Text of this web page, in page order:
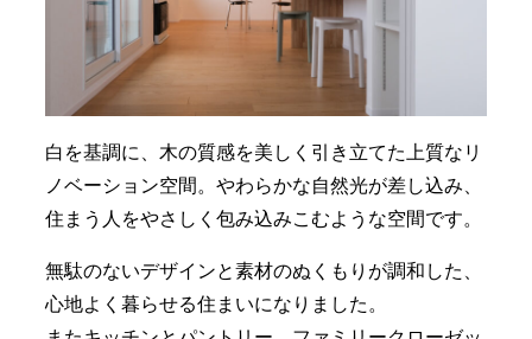
白を基調に、木の質感を美しく引き立てた上質なリ
ノベーション空間。やわらかな自然光が差し込み、
住まう人をやさしく包み込みこむような空間です。
無駄のないデザインと素材のぬくもりが調和した、
心地よく暮らせる住まいになりました。